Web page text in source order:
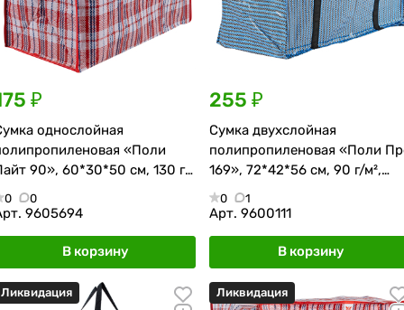
₽
однослойная
«Поли
90», 60*30*50 см, 130 г/
красно-синяя
0 0
9605694
В корзину
255 ₽
Сумка двухслойная
полипропиленовая «Поли
169», 72*42*56 см, 90 г/м²,
сине-чёрная
0 1
Арт. 9600111
В корзину
Ликвидация Ликвидация